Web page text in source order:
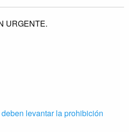
URGENTE.
levantar la prohibición